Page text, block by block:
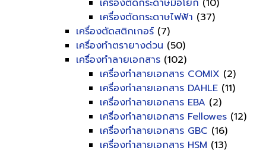
เครื่องตัดกระดาษมือโยก (10)
เครื่องตัดกระดาษไฟฟ้า (37)
เครื่องตัดสติกเกอร์ (7)
เครื่องทำตรายางด่วน (50)
เครื่องทำลายเอกสาร (102)
เครื่องทำลายเอกสาร COMIX (2)
เครื่องทำลายเอกสาร DAHLE (11)
เครื่องทำลายเอกสาร EBA (2)
เครื่องทำลายเอกสาร Fellowes (12)
เครื่องทำลายเอกสาร GBC (16)
เครื่องทำลายเอกสาร HSM (13)